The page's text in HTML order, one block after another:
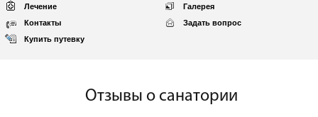
Лечение
Галерея
Контакты
Задать вопрос
Купить путевку
Отзывы о санатории